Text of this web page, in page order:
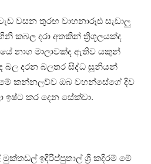
වසන තුරඟ වාහනාරූඪ සැඩාලු
කබල දරා අතකින් ත්‍රිශූලයක්‌ද
නාග මාලාවක්‌ද ඇතිව යකුන්
බල දරන බලතර සිද්ධ සූනියන්
කන්නලව්ව ඔබ වහන්සේගේ දිව
කර දෙන සේක්‌වා.
මුක්‌තඩල් ඉදිරිප්පුතාල් ශ්‍රී කදිරම් මේ